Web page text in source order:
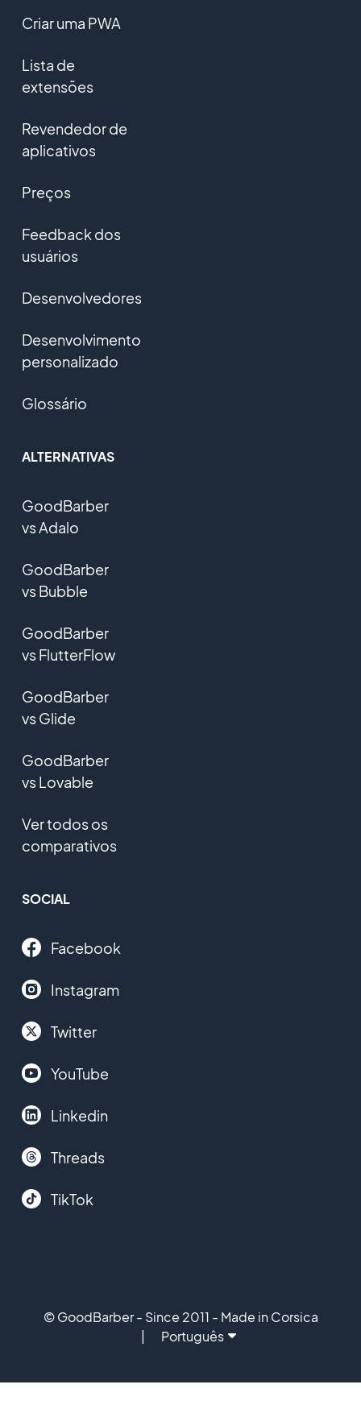
Criar uma PWA
Lista de
extensões
Revendedor de
aplicativos
Preços
Feedback dos
usuários
Desenvolvedores
Desenvolvimento
personalizado
Glossário
ALTERNATIVAS
GoodBarber
vs Adalo
GoodBarber
vs Bubble
GoodBarber
vs FlutterFlow
GoodBarber
vs Glide
GoodBarber
vs Lovable
Ver todos os
comparativos
SOCIAL
Facebook
Instagram
Twitter
YouTube
Linkedin
Threads
TikTok
© GoodBarber - Since 2011 - Made in Corsica
Português